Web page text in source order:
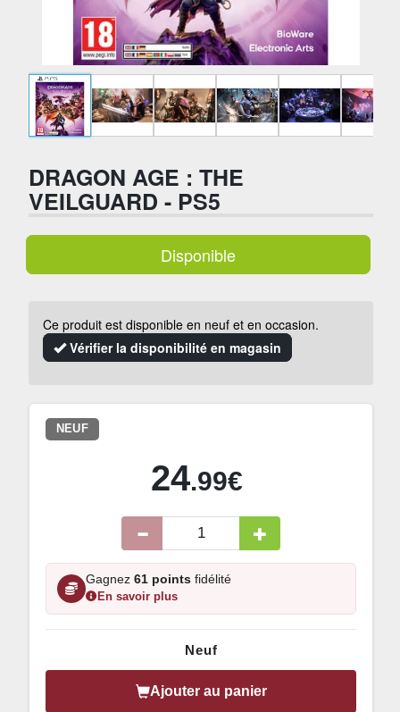
DRAGON AGE : THE
VEILGUARD - PS5
Disponible
Ce produit est disponible en neuf et en occasion.
Vérifier la disponibilité en magasin
NEUF
24.99€
Gagnez 61 points fidélité
En savoir plus
Neuf
Ajouter au panier